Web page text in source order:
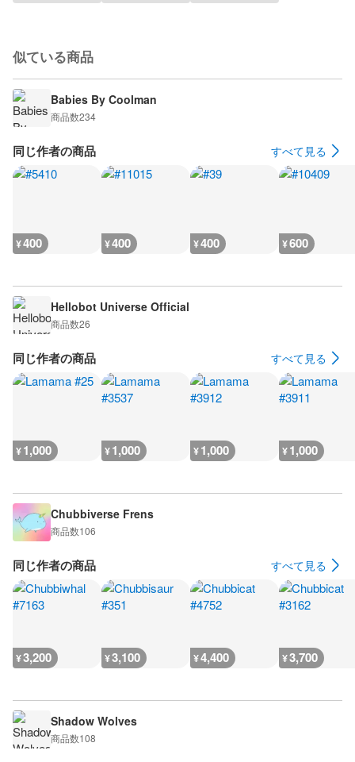
似ている商品
Babies By Coolman
商品数234
同じ作者の商品 すべて見る
¥400 ¥400 ¥400 ¥600
Hellobot Universe Official
商品数26
同じ作者の商品 すべて見る
¥1,000 ¥1,000 ¥1,000 ¥1,000
Chubbiverse Frens
商品数106
同じ作者の商品 すべて見る
¥3,200 ¥3,100 ¥4,400 ¥3,700
Shadow Wolves
商品数108